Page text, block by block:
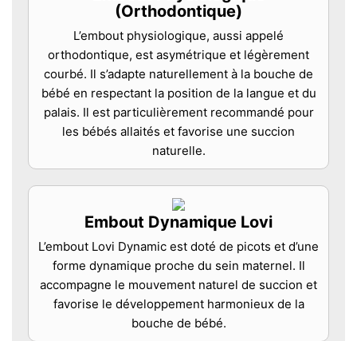
(Orthodontique)
L’embout physiologique, aussi appelé
orthodontique, est asymétrique et légèrement
courbé. Il s’adapte naturellement à la bouche de
bébé en respectant la position de la langue et du
palais. Il est particulièrement recommandé pour
les bébés allaités et favorise une succion
naturelle.
Embout Dynamique Lovi
L’embout Lovi Dynamic est doté de picots et d’une
forme dynamique proche du sein maternel. Il
accompagne le mouvement naturel de succion et
favorise le développement harmonieux de la
bouche de bébé.